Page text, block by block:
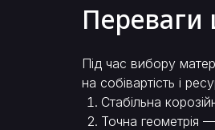
Переваги
Під час вибору
на собівартість і
Стабільна
Точна геометрія